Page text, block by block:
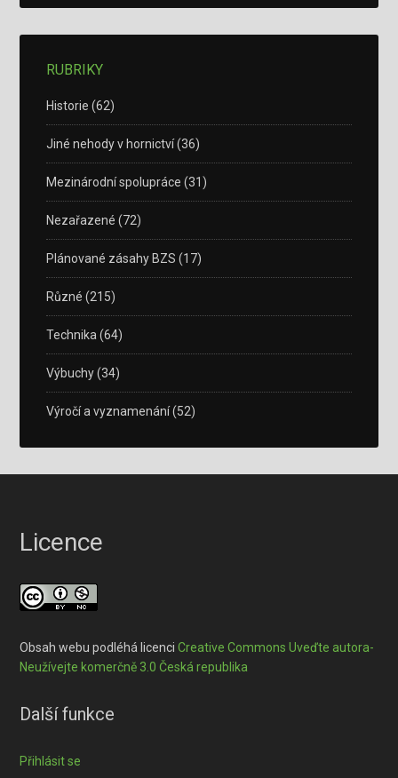
RUBRIKY
Historie (62)
Jiné nehody v hornictví(36)
Mezinárodní spolupráce (31)
Nezařazené (72)
Plánované zásahy BZS (17)
Různé (215)
Technika (64)
Výbuchy(34)
Výročí a vyznamenání(52)
Licence
Obsah webu podléhá licenciCreative Commons Uveďte autora-
Neužívejte komerčně 3.0 Česká republika
Další funkce
Přihlásit se